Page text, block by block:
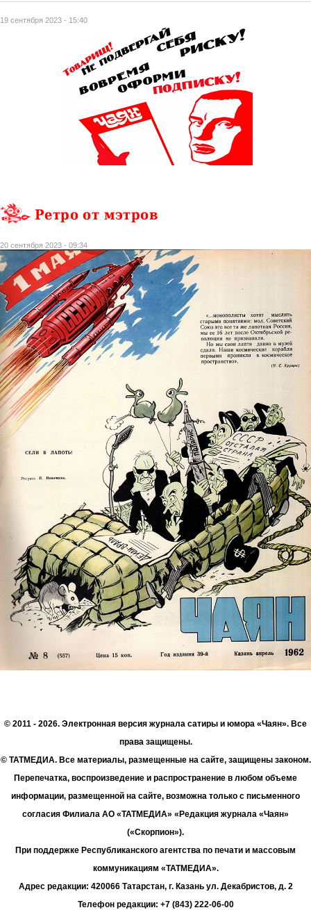
19 сентября 2023 - 15:40
Ретро от мэтров
20 сентября 2023 - 09:34
© 2011 - 2026. Электронная версия журнала сатиры и юмора «Чаян». Все
права защищены.
© ТАТМЕДИА. Все материалы, размещенные на сайте, защищены законом.
Перепечатка, воспроизведение и распространение в любом объеме
информации, размещенной на сайте, возможна только с письменного
согласия Филиала АО «ТАТМЕДИА» «Редакция журнала «Чаян»
(«Скорпион»).
При поддержке Республиканского агентства по печати и массовым
коммуникациям «ТАТМЕДИА».
Адрес редакции: 420066 Татарстан, г. Казань ул. Декабристов, д. 2
Телефон редакции: +7 (843) 222-06-00